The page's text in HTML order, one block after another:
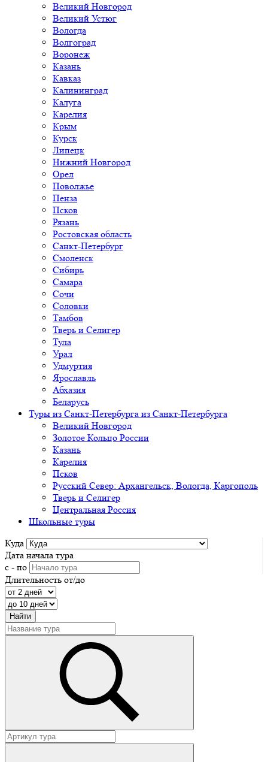
Великий Новгород
Великий Устюг
Вологда
Волгоград
Воронеж
Казань
Кавказ
Калининград
Калуга
Карелия
Крым
Курск
Липецк
Нижний Новгород
Орел
Поволжье
Пенза
Псков
Рязань
Ростовская область
Санкт-Петербург
Смоленск
Сибирь
Самара
Сочи
Соловки
Тамбов
Тверь и Селигер
Тула
Урал
Удмуртия
Ярославль
Абхазия
Беларусь
Туры из Санкт-Петербурга из Санкт-Петербурга
Великий Новгород
Золотое Кольцо России
Казань
Карелия
Псков
Русский Север: Архангельск, Вологда, Каргополь
Тверь и Селигер
Центральная Россия
Школьные туры
Куда
Дата начала тура
с - по
Длительность от/до